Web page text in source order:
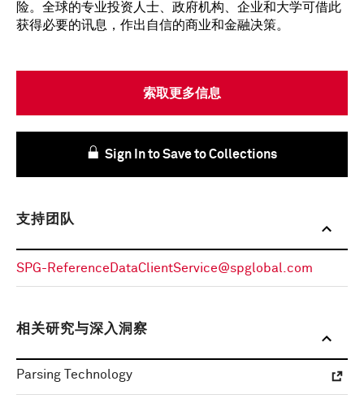
险。全球的专业投资人士、政府机构、企业和大学可借此
获得必要的讯息，作出自信的商业和金融决策。
索取更多信息
Sign In to Save to Collections
支持团队
SPG-ReferenceDataClientService@spglobal.com
相关研究与深入洞察
Parsing Technology